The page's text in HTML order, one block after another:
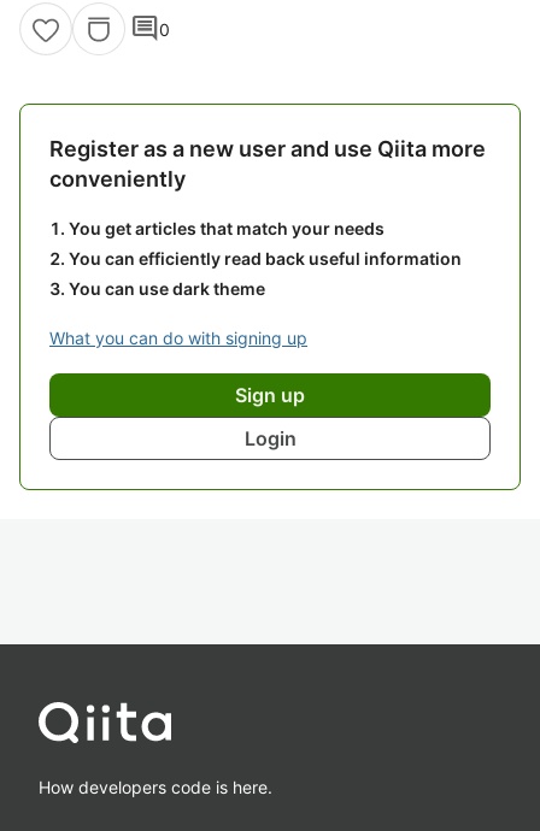
comment0
Register as a new user and use Qiita more
conveniently
You get articles that match your needs
You can efficiently read back useful information
You can use dark theme
What you can do with signing up
Sign up
Login
How developers code is here.